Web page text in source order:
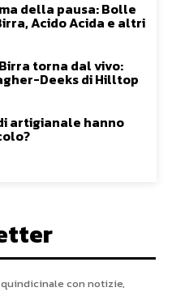
della pausa: Bolle
Acido Acida e altri
torna dal vivo:
Deeks di Hilltop
artigianale hanno
con notizie,